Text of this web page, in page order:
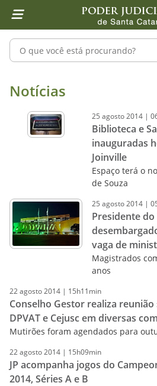
1 Ir para o conteúdo
2 Ir para a ferramenta de
4 Ir para o menu principal
5 Ir para a pesquisa
6 Ir para o rodapé
7 Ir para a página inicial
Pesquisar no portal
Notícias - Imprensa
Notícias
25 agosto2014 |
Biblioteca e
inauguradas
Joinville
Espaço terá o
de Souza
25 agosto2014 |
Presidente do
vaga de
Magistrados
anos
22agosto2014 | 15h11min
Conselho Gestor realiza
DPVAT e Cejusc em diversas
Mutirões foram agendados para
22agosto2014 | 15h09min
JP acompanha jogos do
2014, Séries A e B